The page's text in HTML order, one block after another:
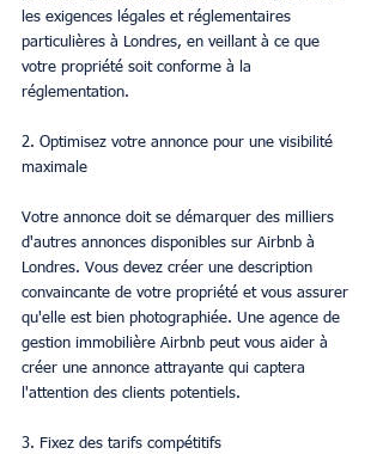
les exigences légales et réglementaires
particulières à Londres, en veillant à ce que
votre propriété soit conforme à la
réglementation.
2. Optimisez votre annonce pour une visibilité
maximale
Votre annonce doit se démarquer des milliers
d'autres annonces disponibles sur Airbnb à
Londres. Vous devez créer une description
convaincante de votre propriété et vous assurer
qu'elle est bien photographiée. Une agence de
gestion immobilière Airbnb peut vous aider à
créer une annonce attrayante qui captera
l'attention des clients potentiels.
3. Fixez des tarifs compétitifs